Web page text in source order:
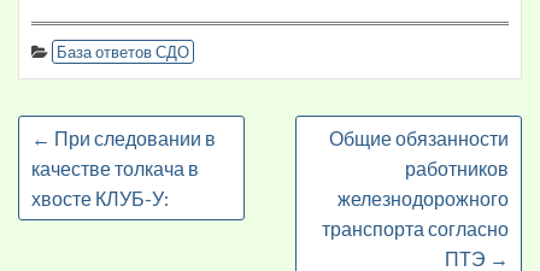
База ответов СДО
← При следовании в
качестве толкача в
хвосте КЛУБ-У:
Общие обязанности
работников
железнодорожного
транспорта согласно
ПТЭ →